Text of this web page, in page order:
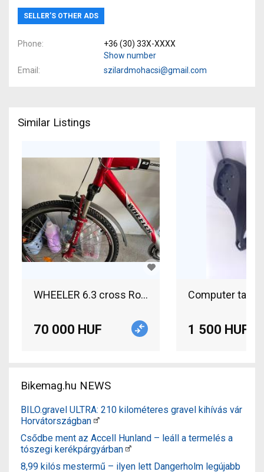
SELLER’S OTHER ADS
Phone
+36 (30) 33X-XXXX
Show number
Email
szilardmohacsi@gmail.com
Similar Listings
WHEELER 6.3 cross Road bike calliper brake
70 000 HUF
Computer tartó
1 500 HUF
Bikemag.hu NEWS
BILO.gravel ULTRA: 210 kilométeres gravel kihívás vár
Horvátországban
Csődbe ment az Accell Hunland – leáll a termelés a
tószegi kerékpárgyárban
8,99 kilós mestermű – ilyen lett Dangerholm legújabb